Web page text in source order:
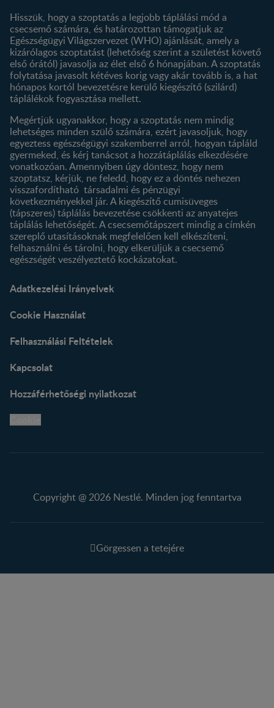
Történetünk
Profilom
Termékeink
Termék kereső
Hisszük, hogy a szoptatás a legjobb táplálási mód a
csecsemő számára, és határozottan támogatjuk az
Egészségügyi Világszervezet (WHO) ajánlását, amely a
kizárólagos szoptatást (lehetőség szerint a születést követő
első órától) javasolja az élet első 6 hónapjában. A szoptatás
folytatása javasolt kétéves korig vagy akár tovább is, a hat
hónapos kortól bevezetésre kerülő kiegészítő (szilárd)
táplálékok fogyasztása mellett.
Megértjük ugyanakkor, hogy a szoptatás nem mindig
lehetséges minden szülő számára, ezért javasoljuk, hogy
egyeztess egészségügyi szakemberrel arról, hogyan tápláld
gyermeked, és kérj tanácsot a hozzátáplálás elkezdésére
vonatkozóan. Amennyiben úgy döntesz, hogy nem
szoptatsz, kérjük, ne feledd, hogy ez a döntés nehezen
visszafordítható társadalmi és pénzügyi
következményekkel jár. A kiegészítő cumisüveges
(tápszeres) táplálás bevezetése csökkenti az anyatejes
táplálás lehetőségét. A csecsemőtápszert mindig a címkén
szereplő utasításoknak megfelelően kell elkészíteni,
felhasználni és tárolni, hogy elkerüljük a csecsemő
egészségét veszélyeztető kockázatokat.
Adatkezelési Irányelvek
Cookie Használat
Felhasználási Feltételek
Kapcsolat
Hozzáférhetőségi nyilatkozat
Copyright @ 2026 Nestlé. Minden jog fenntartva
Görgessen a tetejére